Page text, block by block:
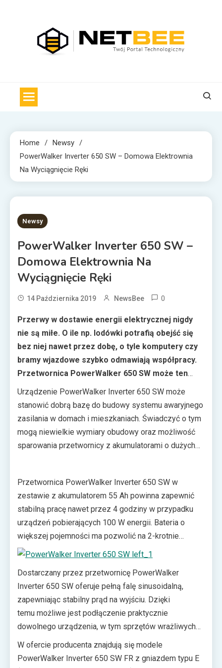
Home
Newsy
PowerWalker Inverter 650 SW – Domowa Elektrownia
Na Wyciągnięcie Ręki
3 MINS READ
Newsy
PowerWalker Inverter 650 SW –
Domowa Elektrownia Na
Wyciągnięcie Ręki
14 Października 2019 NewsBee 0
Przerwy w dostawie energii elektrycznej nigdy
nie są miłe. O ile np. lodówki potrafią obejść się
bez niej nawet przez dobę, o tyle komputery czy
bramy wjazdowe szybko odmawiają współpracy.
Przetwornica PowerWalker 650 SW może ten
problem skutecznie rozwiązać.
Urządzenie PowerWalker Inverter 650 SW może
stanowić dobrą bazę do budowy systemu awaryjnego
zasilania w domach i mieszkaniach. Świadczyć o tym
mogą niewielkie wymiary obudowy oraz możliwość
sparowania przetwornicy z akumulatorami o dużych
najlepiej pasujący do ich potrzeb.
Przetwornica PowerWalker Inverter 650 SW w
zestawie z akumulatorem 55 Ah powinna zapewnić
stabilną pracę nawet przez 4 godziny w przypadku
urządzeń pobierających 100 W energii. Bateria o
większej pojemności ma pozwolić na 2-krotnie
dłuższe działanie przy analogicznym obciążeniu. Taki
zasilania w urządzeniach domowych, systemach
monitoringu, centralnego ogrzewania, małych
pompach czy silnikach (np. bram garażowych).
Dostarczany przez przetwornicę PowerWalker
Inverter 650 SW oferuje pełną falę sinusoidalną,
zapewniając stabilny prąd na wyjściu. Dzięki
temu możliwe jest podłączenie praktycznie
dowolnego urządzenia, w tym sprzętów wrażliwych
na charakterystykę dostarczanego napięcia. Czas
reakcji na poziomie 14 milisekund ma zapewnić
W ofercie producenta znajdują się modele
PowerWalker Inverter 650 SW FR z gniazdem typu E